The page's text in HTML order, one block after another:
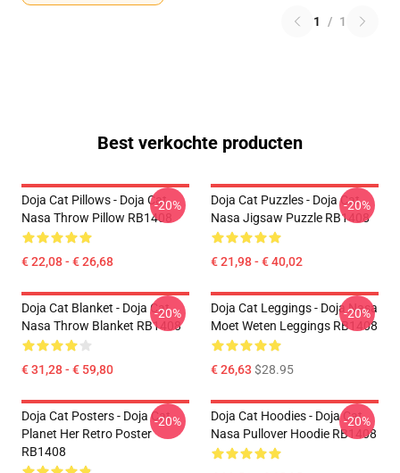
1 / 1
Best verkochte producten
Doja Cat Pillows - Doja Cat
Nasa Throw Pillow RB1408
€ 22,08 - € 26,68
-20%
Doja Cat Puzzles - Doja Cat
Nasa Jigsaw Puzzle RB1408
€ 21,98 - € 40,02
-20%
Doja Cat Blanket - Doja Cat
Nasa Throw Blanket RB1408
€ 31,28 - € 59,80
-20%
Doja Cat Leggings - Doja Nasa
Moet Weten Leggings RB1408
€ 26,63 $28.95
-20%
Doja Cat Posters - Doja Cat
Planet Her Retro Poster
RB1408
-20%
Doja Cat Hoodies - Doja Cat
Nasa Pullover Hoodie RB1408
-20%